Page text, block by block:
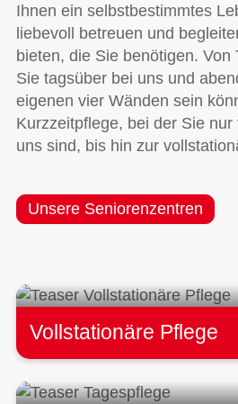
Ihnen ein selbstbestimmtes
liebevoll betreuen und
bieten, die Sie benötigen. Von
Sie tagsüber bei uns und
eigenen vier Wänden sein
Kurzzeitpflege, bei der Sie
uns sind, bis hin zur
Unsere Seniorenzentren
Vollstationäre Pflege